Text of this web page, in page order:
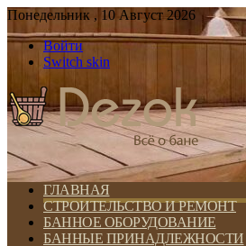
Понедельник , 10 Август 2026
Войти
Switch skin
ГЛАВНАЯ
СТРОИТЕЛЬСТВО И РЕМОНТ
БАННОЕ ОБОРУДОВАНИЕ
БАННЫЕ ПРИНАДЛЕЖНОСТИ